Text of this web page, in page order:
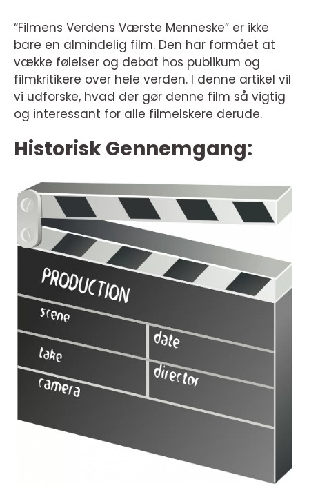
“Filmens Verdens Værste Menneske” er ikke
bare en almindelig film. Den har formået at
vække følelser og debat hos publikum og
filmkritikere over hele verden. I denne artikel vil
vi udforske, hvad der gør denne film så vigtig
og interessant for alle filmelskere derude.
Historisk Gennemgang: